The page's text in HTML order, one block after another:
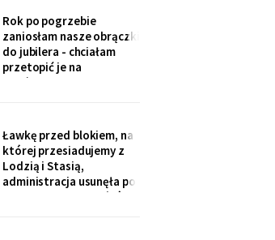
mikrofonu: „to stary
przepis z mojej rodziny".
Klaskałam razem ze
wszystkimi.
Rok po pogrzebie
zaniosłam nasze obrączki
do jubilera - chciałam
przetopić je na
pierścionek dla wnuczki.
cicho: „Pani jest złota.
Męża - pozłacana, dobra
imitacja, robota sprzed
lat".
Ławkę przed blokiem, na
której przesiadujemy z
Lodzią i Stasią,
administracja usunęła po
„skargach mieszkańców"